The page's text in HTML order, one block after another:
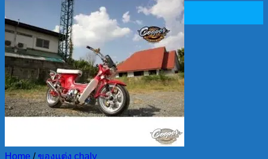
Search
for:
Cart
No products in the cart.
Home / ของแต่ง chaly